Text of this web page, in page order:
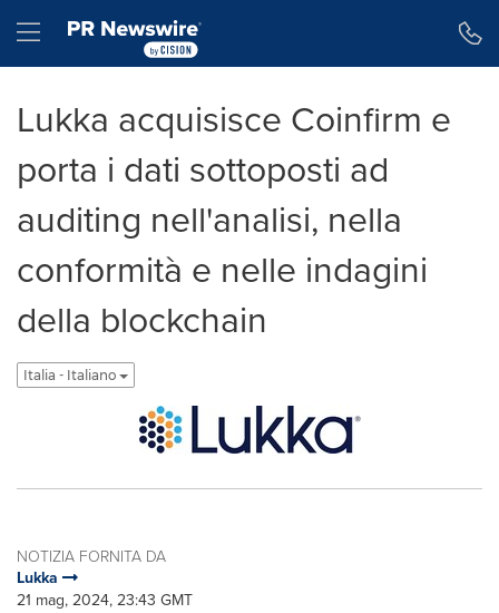
Hamburger menu
Lukka acquisisce Coinfirm e
porta i dati sottoposti ad
auditing nell'analisi, nella
conformità e nelle indagini
della blockchain
Italia - Italiano
NOTIZIA FORNITA DA
Lukka
21 mag, 2024, 23:43 GMT